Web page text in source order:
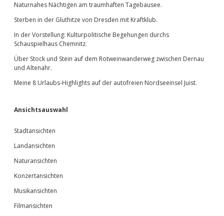
Naturnahes Nächtigen am traumhaften Tagebausee.
Sterben in der Gluthitze von Dresden mit Kraftklub.
In der Vorstellung: Kulturpolitische Begehungen durchs
Schauspielhaus Chemnitz.
Über Stock und Stein auf dem Rotweinwanderweg zwischen Dernau
und Altenahr.
Meine 8 Urlaubs-Highlights auf der autofreien Nordseeinsel Juist.
Ansichtsauswahl
Stadtansichten
Landansichten
Naturansichten
Konzertansichten
Musikansichten
Filmansichten